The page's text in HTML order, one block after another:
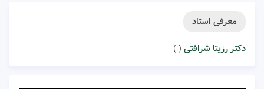
معرفی استاد
دکتر رزیتا شرافتی ( )